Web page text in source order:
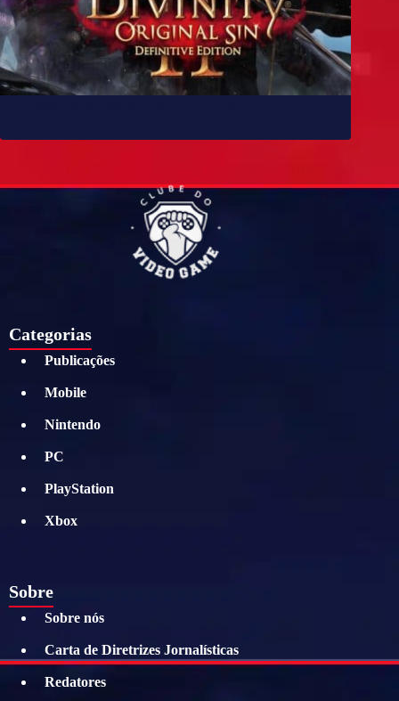
Categorias
Publicações
Mobile
Nintendo
PC
PlayStation
Xbox
Sobre
Sobre nós
Carta de Diretrizes Jornalísticas
Redatores